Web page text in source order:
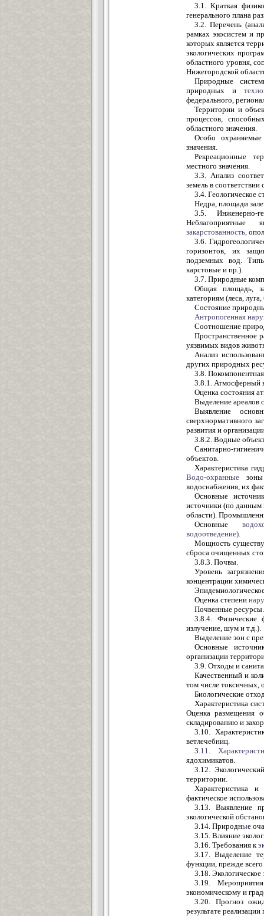
3.1. Краткая
генерального плана
3.2. Перечень
рамках экосистем и
которых является
экологических
областного уровня,
Нижегородской
Природные
природных и
федерального,
Территории и
процессов,
областного значения.
Особо охраняемые
значения.
Рекреационные
местного значения.
3.3. Анализ
земель в
3.4. Геологическое
Недра, площади
3.5. Инженерно-
Неблагоприятные
закарстованность,
3.6.
горизонтов, их
подземных вод.
карстовые и пр.).
3.7. Природные
Общая площадь,
категориям (леса,
Состояние
Антропогенная
Соотношение
Пространственное
уязвимых видов
Анализ
других природных
3.8.
3.8.1. Атмосферный
Оценка состояния
Выделение ареалов
Выявление
сверхнормативного
развития и
3.8.2. Водные
Санитарно-
объектов.
Характеристика
Водо-охранные
водоснабжения, их
Основные
источники (по данным
области).
Основные
водоотведение).
Мощность
сброса очищенных
3.8.3. Почвы.
Уровень
концентрации
Оценка степени
Почвенные ресурсы.
3.8.4. Физические
излучение, шум и т.д.).
Выделение зон с
Основные
организации
3.9. Отходы и
Качественный и
том числе токсичных,
Биологические
Характеристика
Оценка размещения
складированию и
3.10.
ветлечебниц.
3 .11.
ядохимикатов.
3.12.
территории.
Характеристика
фактическое
3.13. Выявление
экологической
3.14. Природные
3.15. Влияние
3.16. Требования к
3.17. Выделение
функции, прежде
3.18. Экологическое
3.19.
экономическому и
3.20. Прогноз
результате